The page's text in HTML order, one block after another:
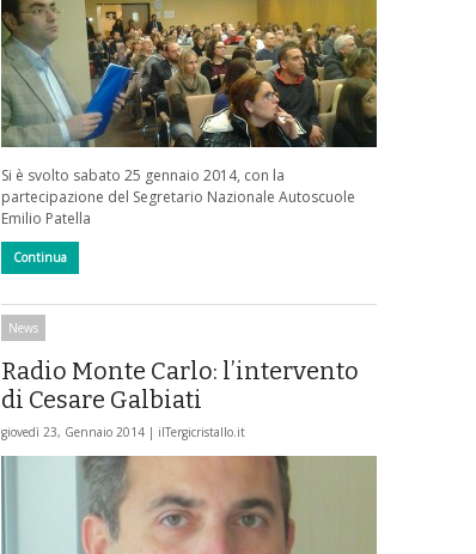
Si è svolto sabato 25 gennaio 2014, con la
partecipazione del Segretario Nazionale Autoscuole
Emilio Patella
Continua
News
Radio Monte Carlo: l’intervento
di Cesare Galbiati
giovedì 23, Gennaio 2014 | ilTergicristallo.it